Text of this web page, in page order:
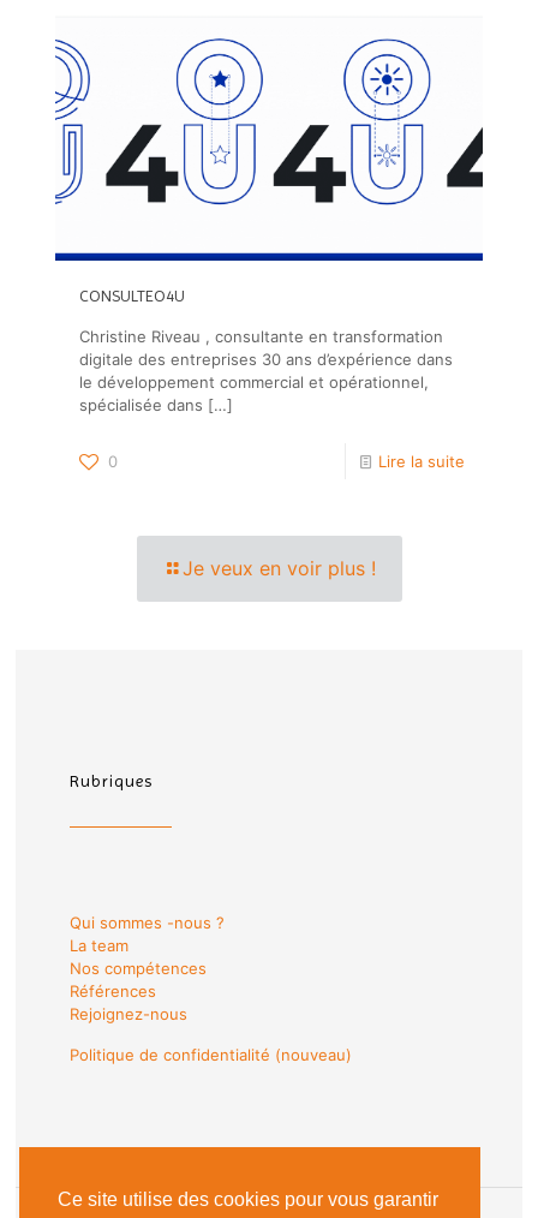
CONSULTEO4U
Christine Riveau , consultante en transformation
digitale des entreprises 30 ans d’expérience dans
le développement commercial et opérationnel,
spécialisée dans […]
0 Lire la suite
Je veux en voir plus !
Rubriques
Qui sommes -nous ?
La team
Nos compétences
Références
Rejoignez-nous
Politique de confidentialité (nouveau)
Ce site utilise des cookies pour vous garantir